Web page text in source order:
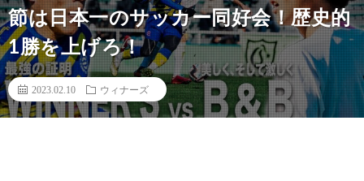
節は日本一のサッカー同好会！歴史的
1勝を上げろ！
2023.02.10 ウィナーズ